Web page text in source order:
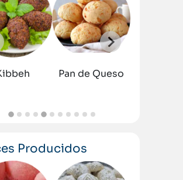
Pan de Queso
Producidos